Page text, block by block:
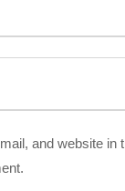
and website in